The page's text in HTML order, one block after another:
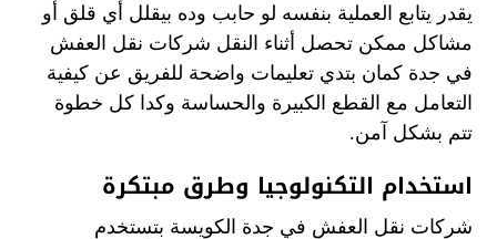
يقدر يتابع العملية بنفسه لو حابب وده بيقلل أي قلق أو
مشاكل ممكن تحصل أثناء النقل شركات نقل العفش
في جدة كمان بتدي تعليمات واضحة للفريق عن كيفية
التعامل مع القطع الكبيرة والحساسة وكدا كل خطوة
تتم بشكل آمن.
استخدام التكنولوجيا وطرق مبتكرة
شركات نقل العفش في جدة الكويسة بتستخدم